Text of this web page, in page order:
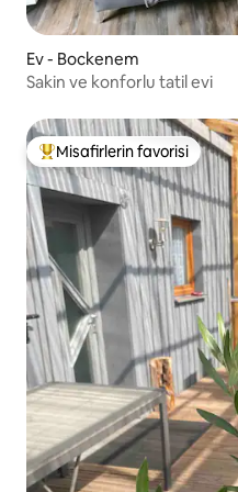
Ev - Bockenem
Sakin ve konforlu tatil evi
Misafirlerin favorilerinden
Misafirlerin favorisi